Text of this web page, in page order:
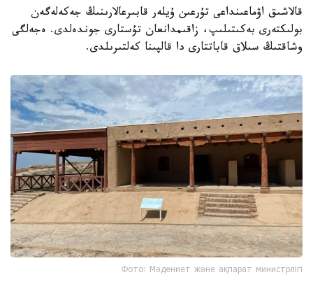
قالاشىق اۋماعىنداعى تۇرعىن ۇيلەر قابىرعالارىنىڭ جەكەلەگەن
بولىكتەرى بەكىتىلىپ، زاقىمدانعان تۇستارى جوندەلدى. ەجەلگى
وشاقتىڭ سىلاق قاباتتارى دا قالپىنا كەلتىرىلدى.
Фото: Мәдениет және ақпарат министрлігі